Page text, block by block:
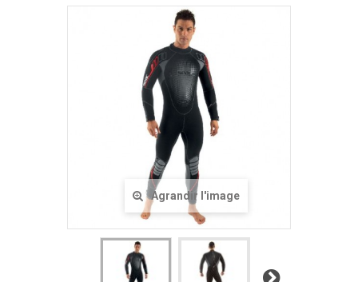
Agrandir l'image
Suivant